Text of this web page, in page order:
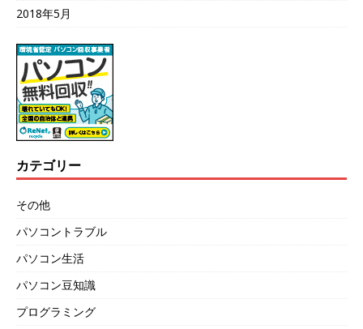
2018年5月
カテゴリー
その他
パソコントラブル
パソコン生活
パソコン豆知識
プログラミング